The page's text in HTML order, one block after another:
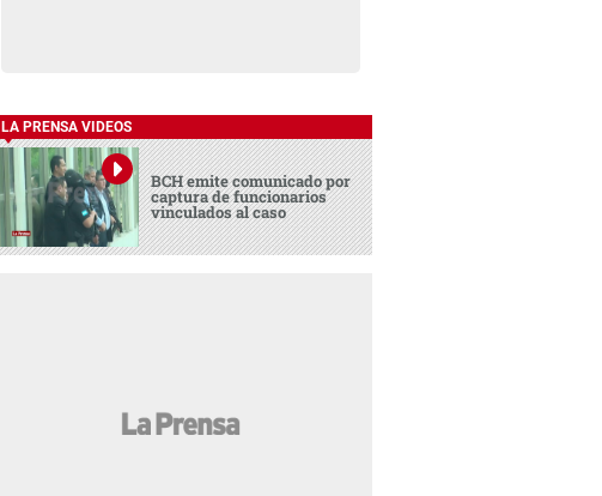
LA PRENSA VIDEOS
BCH emite comunicado por
captura de funcionarios
vinculados al caso